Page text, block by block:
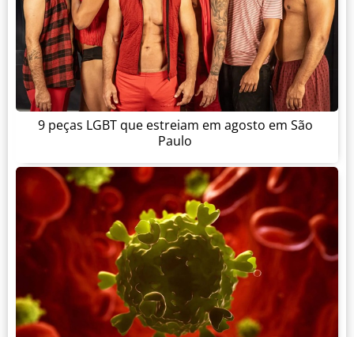
9 peças LGBT que estreiam em agosto em São
Paulo